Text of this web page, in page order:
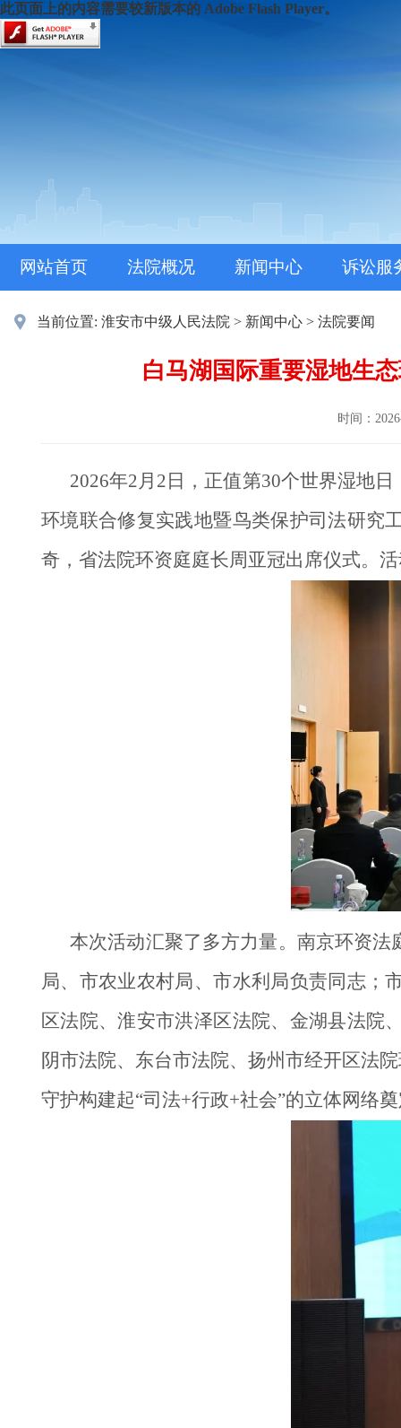
此页面上的内容需要较新版本的 Adobe Flash Player。
网站首页 法院概况 新闻中心 诉讼服
当前位置: 淮安市中级人民法院 > 新闻中心 > 法院要闻
白马湖国际重要湿地生
时间：
2026年2月2日，正值第30个世界湿地
环境联合修复实践地暨鸟类保护司法研究
奇，省法院环资庭庭长周亚冠出席仪式。
本次活动汇聚了多方力量。南京环资
局、市农业农村局、市水利局负责同志；
区法院、淮安市洪泽区法院、金湖县法院
阴市法院、东台市法院、扬州市经开区法
守护构建起“司法+行政+社会”的立体网络